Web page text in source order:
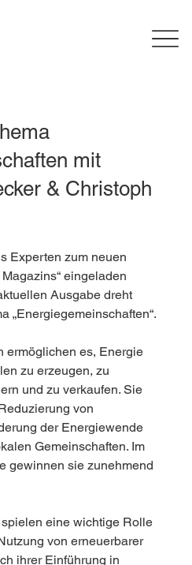
mit
& Christoph
Experten zum neuen
eingeladen
Ausgabe dreht
„Energiegemeinschaften“.
ermöglichen es, Energie
zu erzeugen, zu
und zu verkaufen. Sie
von
der Energiewende
Gemeinschaften. Im
gewinnen sie zunehmend
eine wichtige Rolle
von erneuerbarer
ihrer Einführung in